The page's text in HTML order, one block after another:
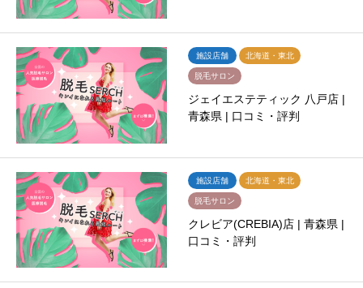
施設店舗 北海道・東北
脱毛サロン
ジェイエステティック 八戸店 |
青森県 | 口コミ・評判
施設店舗 北海道・東北
脱毛サロン
クレビア(CREBIA)店 | 青森県 |
口コミ・評判